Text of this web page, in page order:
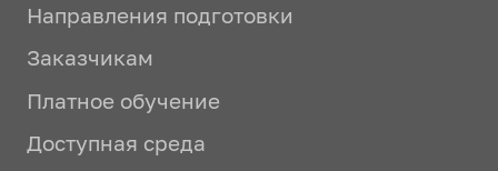
Направления подготовки
Заказчикам
Платное обучение
Доступная среда